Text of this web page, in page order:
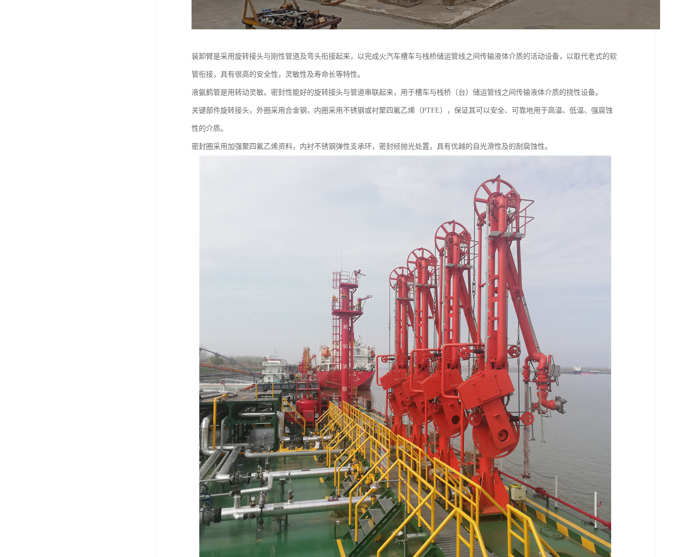
装卸臂是采用旋转接头与刚性管道及弯头衔接起来，以完成火汽车槽车与栈桥储运管线之间传输液体介质的活动设备，以取代老式的软
管衔接，具有很高的安全性，灵敏性及寿命长等特性。
液氨鹤管是用转动灵敏。密封性能好的旋转接头与管道串联起来，用于槽车与栈桥（台）储运管线之间传输液体介质的挠性设备。
关键部件旋转接头，外圈采用合金钢，内圈采用不锈钢或衬聚四氟乙烯（PTFE），保证其可以安全、可靠地用于高温、低温、强腐蚀
性的介质。
密封圈采用加强聚四氟乙烯资料，内衬不锈钢弹性支承环，密封经抛光处置，具有优越的自光滑性及的耐腐蚀性。